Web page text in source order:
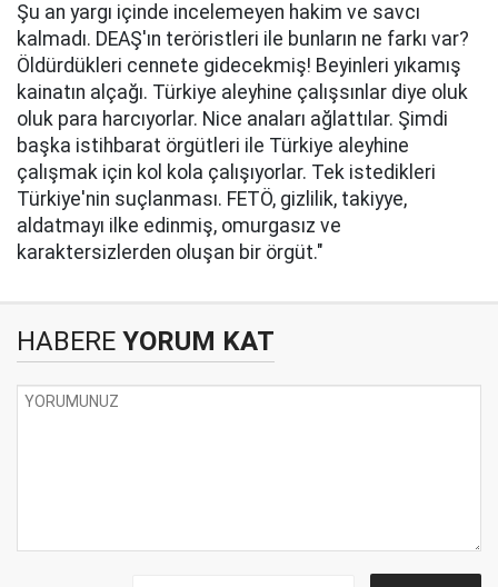
Şu an yargı içinde incelemeyen hakim ve savcı
kalmadı. DEAŞ'ın teröristleri ile bunların ne farkı var?
Öldürdükleri cennete gidecekmiş! Beyinleri yıkamış
kainatın alçağı. Türkiye aleyhine çalışsınlar diye oluk
oluk para harcıyorlar. Nice anaları ağlattılar. Şimdi
başka istihbarat örgütleri ile Türkiye aleyhine
çalışmak için kol kola çalışıyorlar. Tek istedikleri
Türkiye'nin suçlanması. FETÖ, gizlilik, takiyye,
aldatmayı ilke edinmiş, omurgasız ve
karaktersizlerden oluşan bir örgüt."
HABERE YORUM KAT